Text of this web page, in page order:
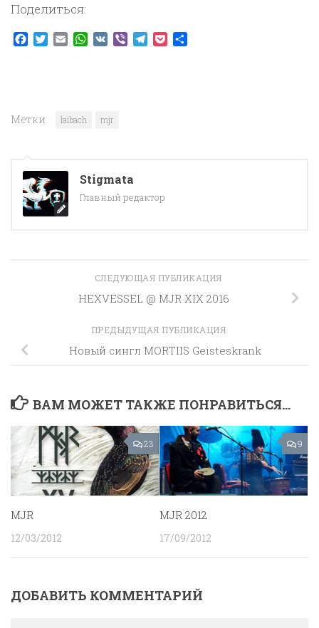
Поделиться:
Facebook
TwitterEmailWhatsApp
VK ViberTelegram
Pocket
Метки: laibach mjr
Stigmata
Главный редактор
СЛЕДУЮЩАЯ ПУБЛИКАЦИЯ
HEXVESSEL @ MJR XIX 2016
ПРЕДЫДУЩАЯ ПУБЛИКАЦИЯ
Новый сингл MORTIIS Geisteskrank
ВАМ МОЖЕТ ТАКЖЕ ПОНРАВИТЬСЯ...
23
MJR
12/03/2012
9
MJR 2012
17/09/2012
ДОБАВИТЬ КОММЕНТАРИЙ